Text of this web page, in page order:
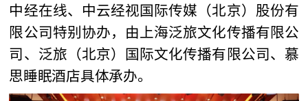
中经在线、中云经视国际传媒（北京）股份有
限公司特别协办，由上海泛旅文化传播有限公
司、泛旅（北京）国际文化传播有限公司、慕
思睡眠酒店具体承办。